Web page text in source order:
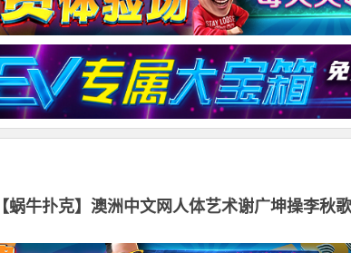
【蜗牛扑克】澳洲中文网人体艺术谢广坤操李秋